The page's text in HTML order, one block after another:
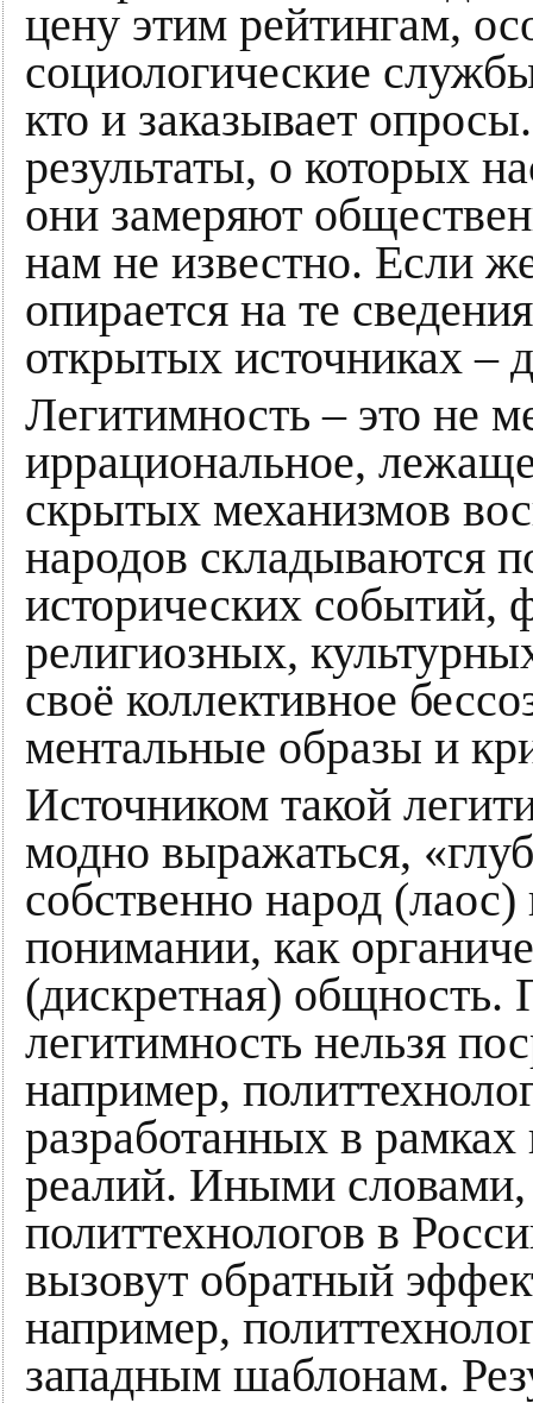
цену этим рейтингам,
социологические
кто и заказывает
результаты, о которых
они замеряют
нам не известно. Если
опирается на те
открытых источниках –
Легитимность – это не
иррациональное,
скрытых механизмов
народов складываются
исторических событий,
религиозных,
своё коллективное
ментальные образы и
Источником такой
модно выражаться,
собственно народ
понимании, как
(дискретная) общность.
легитимность нельзя
например,
разработанных в
реалий. Иными
политтехнологов в
вызовут обратный
например,
западным шаблонам.